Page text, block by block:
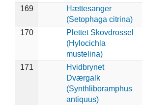
169
Hættesanger
(Setophaga citrina)
170
Plettet Skovdrossel
(Hylocichla
mustelina)
171
Hvidbrynet
Dværgalk
(Synthliboramphus
antiquus)